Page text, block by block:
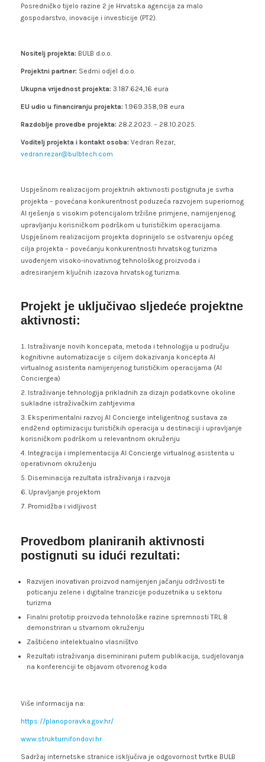
Posredničko tijelo razine 2 je Hrvatska agencija za malo
gospodarstvo, inovacije i investicije (PT2).
Nositelj projekta: BULB d.o.o.
Projektni partner: Sedmi odjel d.o.o.
Ukupna vrijednost projekta: 3.187.624,16 eura
EU udio u financiranju projekta: 1.969.358,98 eura
Razdoblje provedbe projekta: 28.2.2023. – 28.10.2025.
Voditelj projekta i kontakt osoba: Vedran Rezar,
vedran.rezar@bulbtech.com
Uspješnom realizacijom projektnih aktivnosti postignuta je svrha
projekta – povećana konkurentnost poduzeća razvojem superiornog
AI rješenja s visokim potencijalom tržišne primjene, namijenjenog
upravljanju korisničkom podrškom u turističkim operacijama.
Uspješnom realizacijom projekta doprinijelo se ostvarenju općeg
cilja projekta – povećanju konkurentnosti hrvatskog turizma
uvođenjem visoko-inovativnog tehnološkog proizvoda i
adresiranjem ključnih izazova hrvatskog turizma.
Projekt je uključivao sljedeće projektne
aktivnosti:
Istraživanje novih koncepata, metoda i tehnologija u području
kognitivne automatizacije s ciljem dokazivanja koncepta AI
virtualnog asistenta namijenjenog turističkim operacijama (AI
Conciergea)
Istraživanje tehnologija prikladnih za dizajn podatkovne okoline
sukladne istraživačkim zahtjevima
Eksperimentalni razvoj AI Concierge inteligentnog sustava za
end2end optimizaciju turističkih operacija u destinaciji i upravljanje
korisničkom podrškom u relevantnom okruženju
Integracija i implementacija AI Concierge virtualnog asistenta u
operativnom okruženju
Diseminacija rezultata istraživanja i razvoja
Upravljanje projektom
Promidžba i vidljivost
Provedbom planiranih aktivnosti
postignuti su idući rezultati:
Razvijen inovativan proizvod namijenjen jačanju održivosti te
poticanju zelene i digitalne tranzicije poduzetnika u sektoru
turizma
Finalni prototip proizvoda tehnološke razine spremnosti TRL 8
demonstriran u stvarnom okruženju
Zaštićeno intelektualno vlasništvo
Rezultati istraživanja diseminirani putem publikacija, sudjelovanja
na konferenciji te objavom otvorenog koda
Više informacija na:
https://planoporavka.gov.hr/
www.strukturnifondovi.hr
Sadržaj internetske stranice isključiva je odgovornost tvrtke BULB